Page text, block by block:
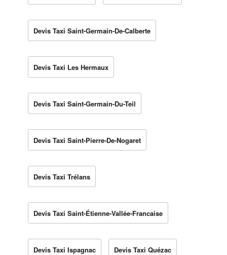
Devis Taxi Saint-Germain-De-Calberte
Devis Taxi Les Hermaux
Devis Taxi Saint-Germain-Du-Teil
Devis Taxi Saint-Pierre-De-Nogaret
Devis Taxi Trélans
Devis Taxi Saint-Étienne-Vallée-Francaise
Devis Taxi Ispagnac Devis Taxi Quézac